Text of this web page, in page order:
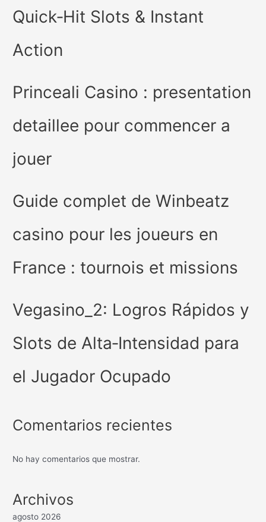
Quick‑Hit Slots & Instant
Action
Princeali Casino : presentation
detaillee pour commencer a
jouer
Guide complet de Winbeatz
casino pour les joueurs en
France : tournois et missions
Vegasino_2: Logros Rápidos y
Slots de Alta‑Intensidad para
el Jugador Ocupado
Comentarios recientes
No hay comentarios que mostrar.
Archivos
agosto 2026